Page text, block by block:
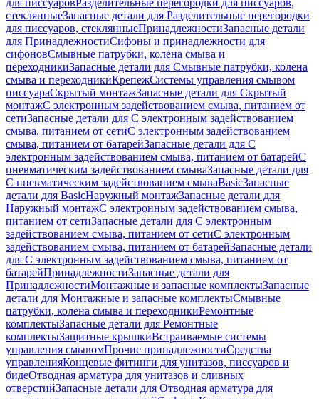
для писсуаровРазделительные перегородки для писсуаров,
стеклянныеЗапасные детали для Разделительные перегородки
для писсуаров, стеклянныеПринадлежностиЗапасные детали
для ПринадлежностиСифоны и принадлежности для
сифоновСмывные патрубки, колена смыва и
переходникиЗапасные детали для Смывные патрубки, колена
смыва и переходникиКрепежСистемы управления смывом
писсуараСкрытый монтажЗапасные детали для Скрытый
монтажС электронным задействованием смыва, питанием от
сетиЗапасные детали для С электронным задействованием
смыва, питанием от сетиС электронным задействованием
смыва, питанием от батарейЗапасные детали для С
электронным задействованием смыва, питанием от батарейС
пневматическим задействованием смываЗапасные детали для
С пневматическим задействованием смываBasicЗапасные
детали для BasicНаружный монтажЗапасные детали для
Наружный монтажС электронным задействованием смыва,
питанием от сетиЗапасные детали для С электронным
задействованием смыва, питанием от сетиС электронным
задействованием смыва, питанием от батарейЗапасные детали
для С электронным задействованием смыва, питанием от
батарейПринадлежностиЗапасные детали для
ПринадлежностиМонтажные и запасные комплектыЗапасные
детали для Монтажные и запасные комплектыСмывные
патрубки, колена смыва и переходникиРемонтные
комплектыЗапасные детали для Ремонтные
комплектыЗащитные крышкиВстраиваемые системы
управления смывомПрочие принадлежностиСредства
управленияКонцевые фитинги для унитазов, писсуаров и
бидеОтводная арматура для унитазов и сливных
отверстийЗапасные детали для Отводная арматура для